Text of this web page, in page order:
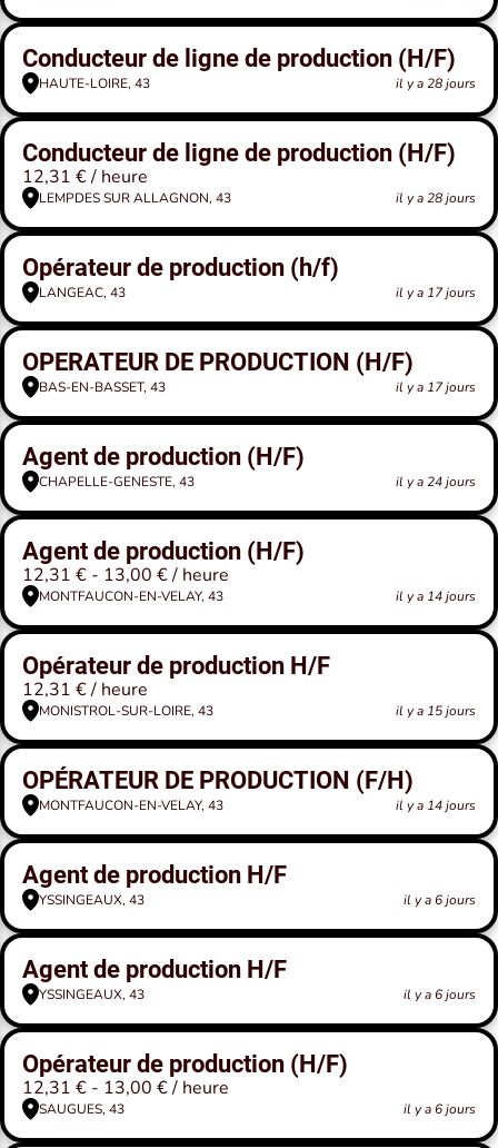
Conducteur de ligne de production (H/F)
HAUTE-LOIRE, 43 il y a 28 jours
Conducteur de ligne de production (H/F)
12,31 € / heure
LEMPDES SUR ALLAGNON, 43 il y a 28 jours
Opérateur de production (h/f)
LANGEAC, 43 il y a 17 jours
OPERATEUR DE PRODUCTION (H/F)
BAS-EN-BASSET, 43 il y a 17 jours
Agent de production (H/F)
CHAPELLE-GENESTE, 43 il y a 24 jours
Agent de production (H/F)
12,31 € - 13,00 € / heure
MONTFAUCON-EN-VELAY, 43 il y a 14 jours
Opérateur de production H/F
12,31 € / heure
MONISTROL-SUR-LOIRE, 43 il y a 15 jours
OPÉRATEUR DE PRODUCTION (F/H)
MONTFAUCON-EN-VELAY, 43 il y a 14 jours
Agent de production H/F
YSSINGEAUX, 43 il y a 6 jours
Agent de production H/F
YSSINGEAUX, 43 il y a 6 jours
Opérateur de production (H/F)
12,31 € - 13,00 € / heure
SAUGUES, 43 il y a 6 jours